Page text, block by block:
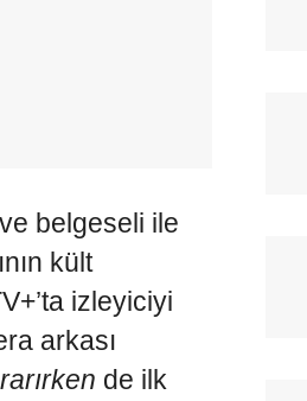
belgeseli ile
kült
izleyiciyi
arkası
de ilk